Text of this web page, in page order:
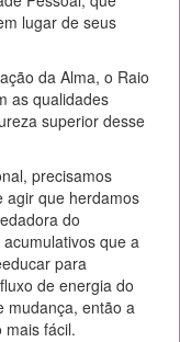
lugar de seus
da Alma, o Raio
as qualidades
superior desse
precisamos
agir que herdamos
do
que a
para
de energia do
mudança, então a
fácil.